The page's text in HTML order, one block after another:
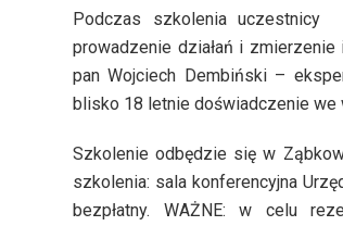
Podczas szkolenia uczestnicy
prowadzenie działań i
pan Wojciech Dembiński –
blisko 18 letnie doświadczenie we
Szkolenie odbędzie się w
szkolenia: sala konferencyjna
bezpłatny. WAŻNE: w celu